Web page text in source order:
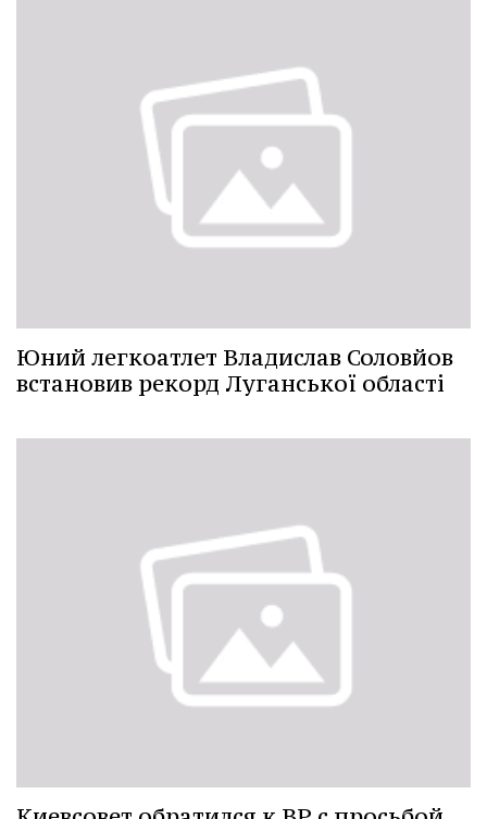
Юний легкоатлет Владислав Соловйов
встановив рекорд Луганської області